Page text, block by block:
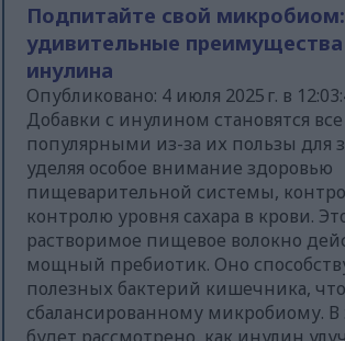
Подпитайте свой микробиом:
удивительные
инулина
Опубликовано: 4 июля 2025 г. в
Добавки с инулином становятся
популярными из-за их пользы для
уделяя особое внимание здоровью
пищеварительной системы,
контролю уровня сахара в крови.
растворимое пищевое волокно
мощный пребиотик. Оно
полезных бактерий кишечника,
сбалансированному микробиому. В